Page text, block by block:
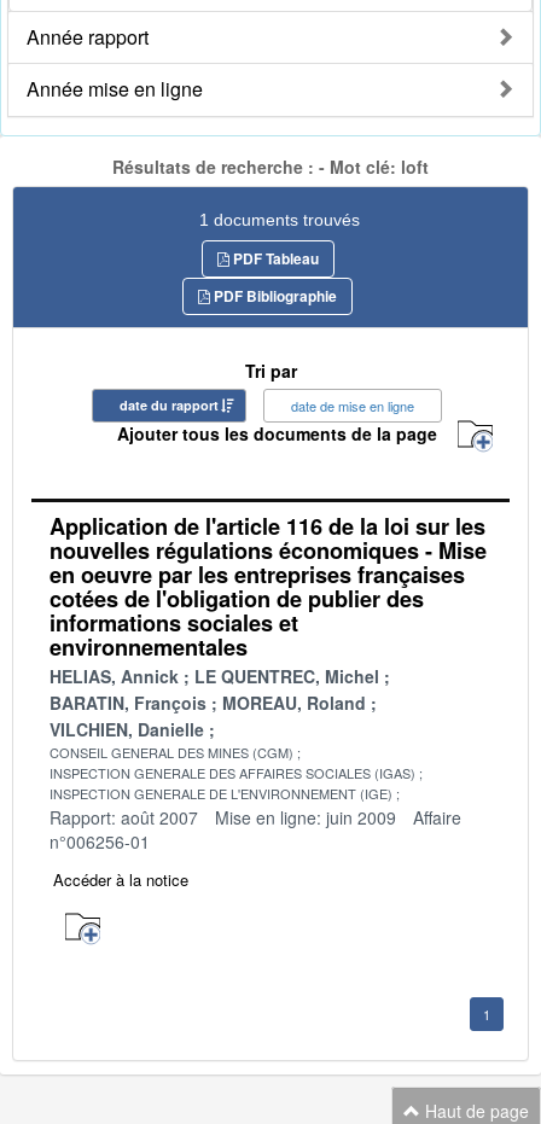
Année rapport
Année mise en ligne
Résultats de recherche : - Mot clé: loft
1 documents trouvés
PDF Tableau
PDF Bibliographie
Tri par
date du rapport date de mise en ligne
Ajouter tous les documents de la page
Application de l'article 116 de la loi sur les
nouvelles régulations économiques - Mise
en oeuvre par les entreprises françaises
cotées de l'obligation de publier des
informations sociales et
environnementales
HELIAS, Annick
LE QUENTREC, Michel
BARATIN, François
MOREAU, Roland
VILCHIEN, Danielle
CONSEIL GENERAL DES MINES (CGM)
INSPECTION GENERALE DES AFFAIRES SOCIALES (IGAS)
INSPECTION GENERALE DE L'ENVIRONNEMENT (IGE)
Rapport: août 2007 Mise en ligne: juin 2009
Affaire
n°006256-01
Accéder à la notice
1
Haut de page